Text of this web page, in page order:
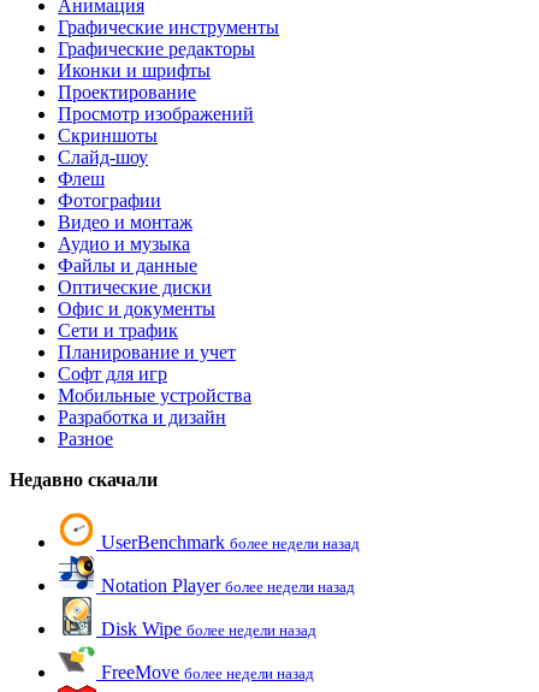
Анимация
Графические инструменты
Графические редакторы
Иконки и шрифты
Проектирование
Просмотр изображений
Скриншоты
Слайд-шоу
Флеш
Фотографии
Видео и монтаж
Аудио и музыка
Файлы и данные
Оптические диски
Офис и документы
Сети и трафик
Планирование и учет
Софт для игр
Мобильные устройства
Разработка и дизайн
Разное
Недавно скачали
UserBenchmark более недели назад
Notation Player более недели назад
Disk Wipe более недели назад
FreeMove более недели назад